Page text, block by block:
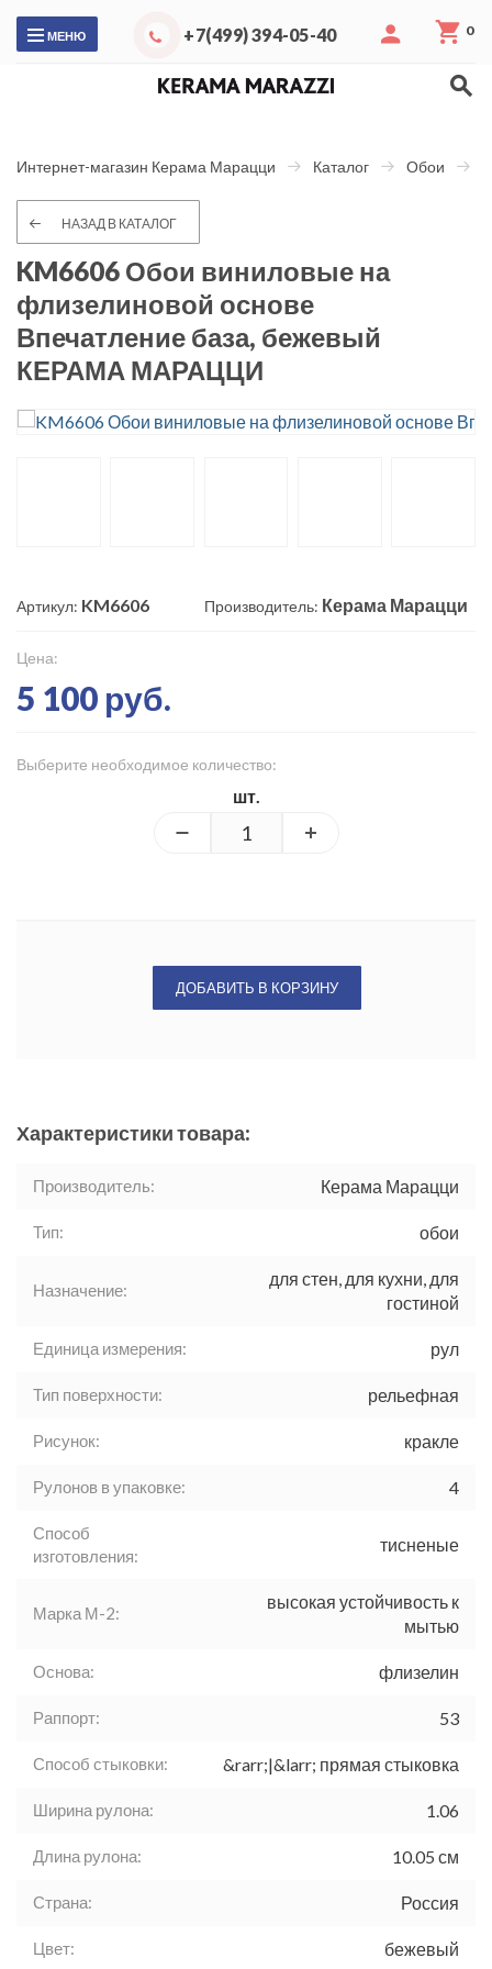
МЕНЮ +7(499) 394-05-40 0
Интернет-магазин Керама Марацци Каталог Обои
НАЗАД В КАТАЛОГ
KM6606 Обои виниловые на
флизелиновой основе
Впечатление база, бежевый
КЕРАМА МАРАЦЦИ
Артикул: KM6606 Производитель: Керама Марацци
Цена:
5 100 руб.
Выберите необходимое количество:
шт.
ДОБАВИТЬ В КОРЗИНУ
Характеристики товара:
Производитель: Керама Марацци
Тип: обои
Назначение:
для стен, для кухни, для
гостиной
Единица измерения: рул
Тип поверхности: рельефная
Рисунок: кракле
Рулонов в упаковке: 4
Способ
изготовления:
тисненые
Марка М-2:
высокая устойчивость к
мытью
Основа: флизелин
Раппорт: 53
Способ стыковки: &rarr;|&larr; прямая стыковка
Ширина рулона: 1.06
Длина рулона: 10.05 см
Страна: Россия
Цвет: бежевый